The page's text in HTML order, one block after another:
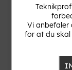
nyhetsbrev!
Vi anbefaler
for at du